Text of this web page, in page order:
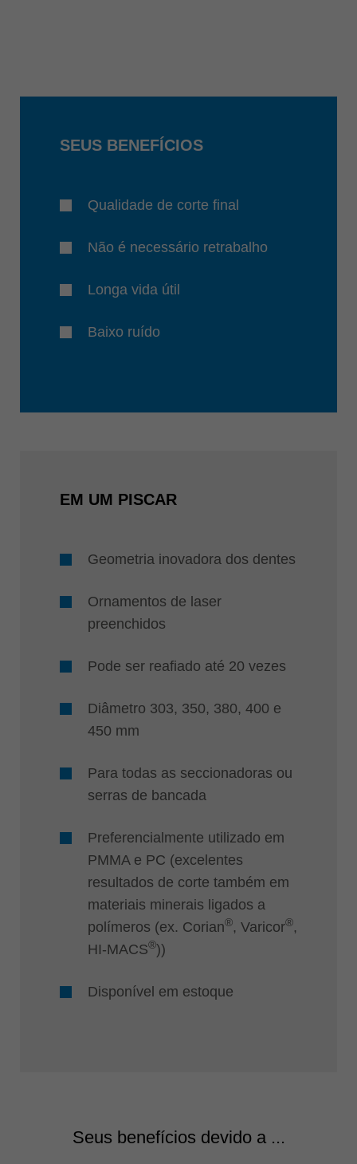
SEUS BENEFÍCIOS
Qualidade de corte final
Não é necessário retrabalho
Longa vida útil
Baixo ruído
EM UM PISCAR
Geometria inovadora dos dentes
Ornamentos de laser
preenchidos
Pode ser reafiado até 20 vezes
Diâmetro 303, 350, 380, 400 e
450 mm
Para todas as seccionadoras ou
serras de bancada
Preferencialmente utilizado em
PMMA e PC (excelentes
resultados de corte também em
materiais minerais ligados a
polímeros (ex. Corian®, Varicor®,
HI-MACS®))
Disponível em estoque
Seus benefícios devido a ...